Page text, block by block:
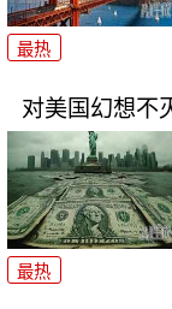
最热
对美国幻想不
最热